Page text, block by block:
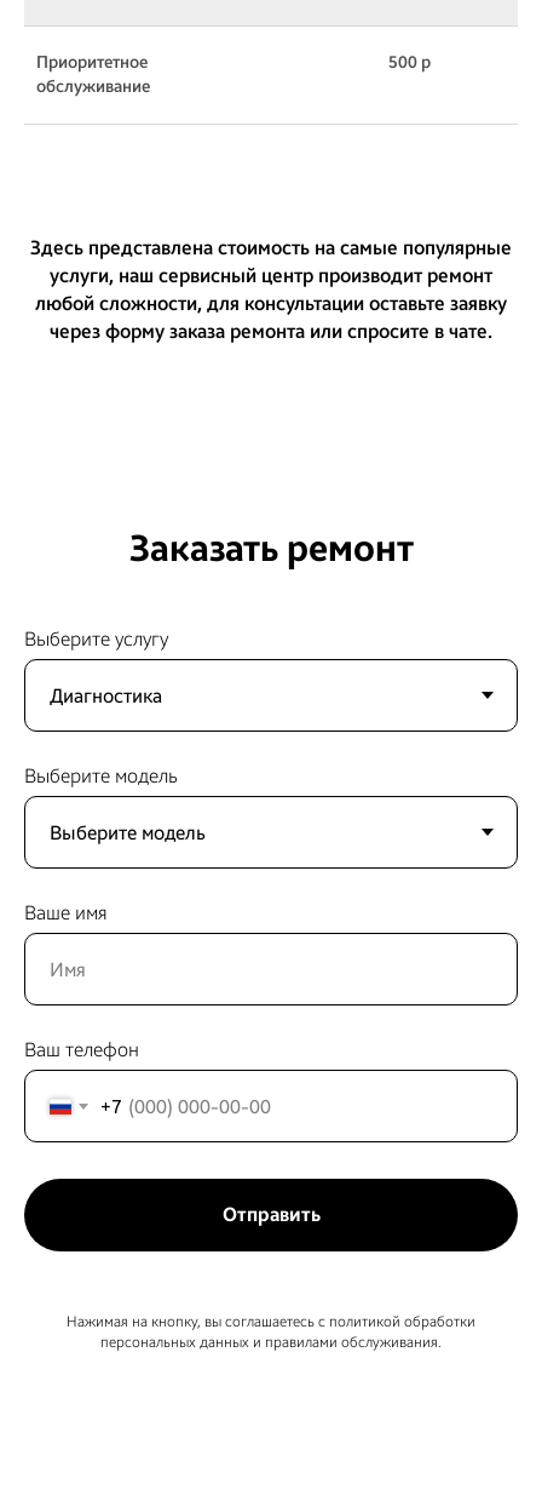
Приоритетное
обслуживание
500 р
Здесь представлена стоимость на самые популярные
услуги, наш сервисный центр производит ремонт
любой сложности, для консультации оставьте заявку
через форму заказа ремонта или спросите в чате.
Заказать ремонт
Выберите услугу
Выберите модель
Ваше имя
Ваш телефон
+7
Отправить
Нажимая на кнопку, вы соглашаетесь с политикой обработки
персональных данных и правилами обслуживания.